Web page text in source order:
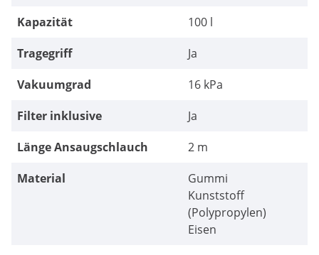
Kapazität
100 l
Tragegriff
Ja
Vakuumgrad
16 kPa
Filter inklusive
Ja
Länge Ansaugschlauch
2 m
Material
Gummi
Kunststoff
(Polypropylen)
Eisen